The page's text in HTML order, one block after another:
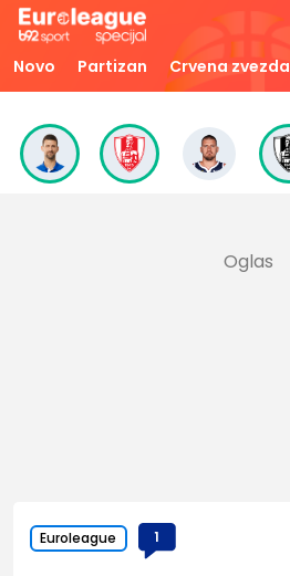
Novo Partizan Crvena zvezda
Euroleague 1